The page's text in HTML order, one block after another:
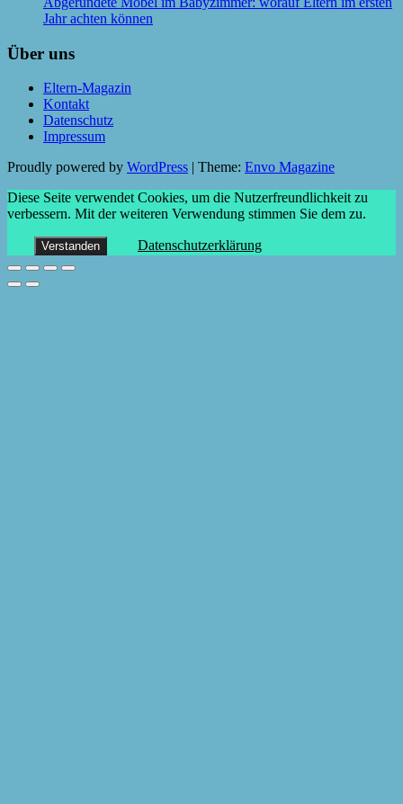
Jahr achten können
Über uns
Eltern-Magazin
Kontakt
Datenschutz
Impressum
Proudly powered by WordPress Theme: Envo Magazine
Diese Seite verwendet Cookies, um die Nutzerfreundlichkeit zu
verbessern. Mit der weiteren Verwendung stimmen Sie dem zu.
Verstanden Datenschutzerklärung